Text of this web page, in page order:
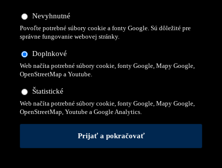
uskutočnil VIII. ročník konferencie Kvalita života
a zároveň aj XII. ročník konferencie Podnikanie a inovácie
podnikateľských aktivít.
Nevyhnutné
Povoľte potrebné súbory cookie a fonty Google. Sú dôležité pre
správne fungovanie webovej stránky.
Doplnkové
Web načíta potrebné súbory cookie, fonty Google, Mapy Google,
OpenStreetMap a Youtube.
Štatistické
Web načíta potrebné súbory cookie, fonty Google, Mapy Google,
OpenStreetMap, Youtube a Google Analytics.